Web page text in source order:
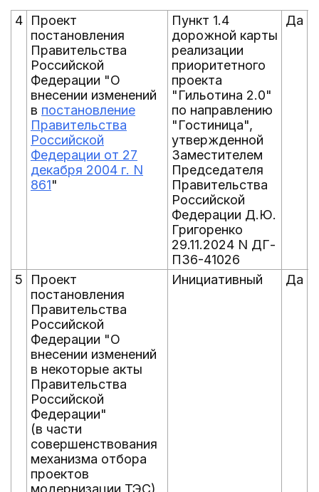
4
Проект
постановления
Правительства
Российской
Федерации "О
внесении изменений
в постановление
Правительства
Российской
Федерации от 27
декабря 2004 г. N
861"
Пункт 1.4
дорожной карты
реализации
приоритетного
проекта
"Гильотина 2.0"
по направлению
"Гостиница",
утвержденной
Заместителем
Председателя
Правительства
Российской
Федерации Д.Ю.
Григоренко
29.11.2024 N ДГ-
П36-41026
Да
5
Проект
постановления
Правительства
Российской
Федерации "О
внесении изменений
в некоторые акты
Правительства
Российской
Федерации"
(в части
совершенствования
механизма отбора
проектов
модернизации ТЭС)
Инициативный Да